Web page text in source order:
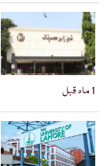
1 ماہ قبل